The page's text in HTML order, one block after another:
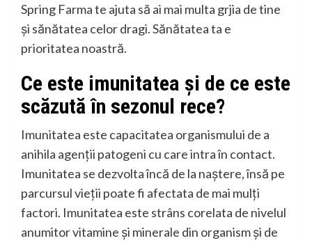
Spring Farma te ajuta să ai mai multa grjia de tine
și sănătatea celor dragi. Sănătatea ta e
prioritatea noastră.
Ce este imunitatea și de ce este
scăzută în sezonul rece?
Imunitatea este capacitatea organismului de a
anihila agenții patogeni cu care intra în contact.
Imunitatea se dezvolta încă de la naștere, însă pe
parcursul vieții poate fi afectata de mai mulți
factori. Imunitatea este strâns corelata de nivelul
anumitor vitamine și minerale din organism și de